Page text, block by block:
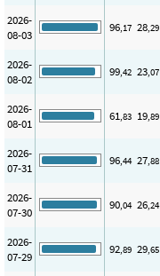
2026-
08-03
96,17 28,29
2026-
08-02
99,42 23,07
2026-
08-01
61,83 19,89
2026-
07-31
96,44 27,88
2026-
07-30
90,04 26,24
2026-
07-29
92,89 29,65